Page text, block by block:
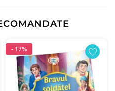
- 17%